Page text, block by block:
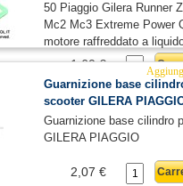
50 Piaggio Gilera Runner
Mc2 Mc3 Extreme Power
motore raffreddato a
1,60 €
Guarnizione base
scooter GILERA
Guarnizione base cilindro
GILERA PIAGGIO
2,07 €